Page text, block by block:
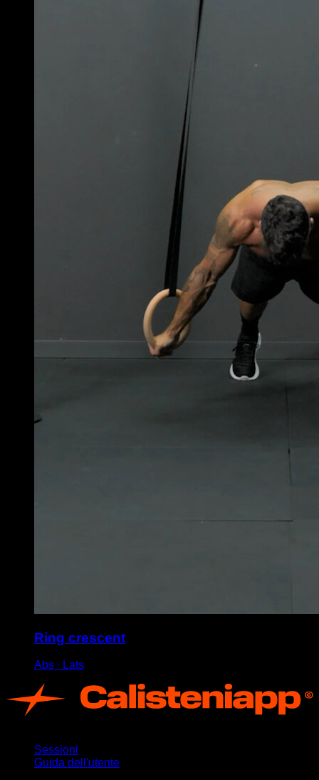
Ring crescent
Abs ∙ Lats
Sessioni
Guida dell'utente